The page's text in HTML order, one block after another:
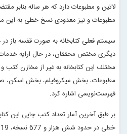
لاتین و مطبوعات دارد که هر ساله بنابر
مطبوعات و نیز معدودی نسخ خطی به این
سیستم فعلی کتابخانه به صورت قفسه باز
دیگری مختص محققان، در حال ارایه
مختلف این کتابخانه به غیر از مخازن کتب
مطبوعات، بخش میکروفیلم، بخش اسکن،
فهرست‌نویسی اشاره کرد.